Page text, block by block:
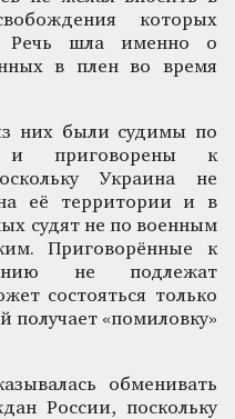
которых
шла именно о
в плен во время
них были судимы по
и приговорены к
Украина не
её территории и в
судят не по военным
Приговорённые к
не подлежат
состояться только
получает «помиловку»
обменивать
России, поскольку